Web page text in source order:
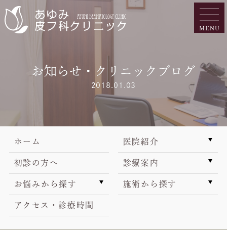
お知らせ・クリニックブログ
2018.01.03
ホーム 医院紹介
初診の方へ 診療案内
お悩みから探す 施術から探す
アクセス・診療時間